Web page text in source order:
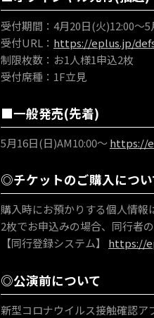
受付期間：4月20日(火)12:00～
受付URL： https://eplus.jp/
制限枚数：お1人様1申込2枚
受付席種：1F立見
■一般発売(先着)
5月16日(日)AM10:00～ https://
◎チケットのご購入につ
購入時にお預かりする個人情
2枚でお申込みの場合、同行者
【同行登録システム】 https://
◎公演前について
新型コロナウイルス接触確認ア